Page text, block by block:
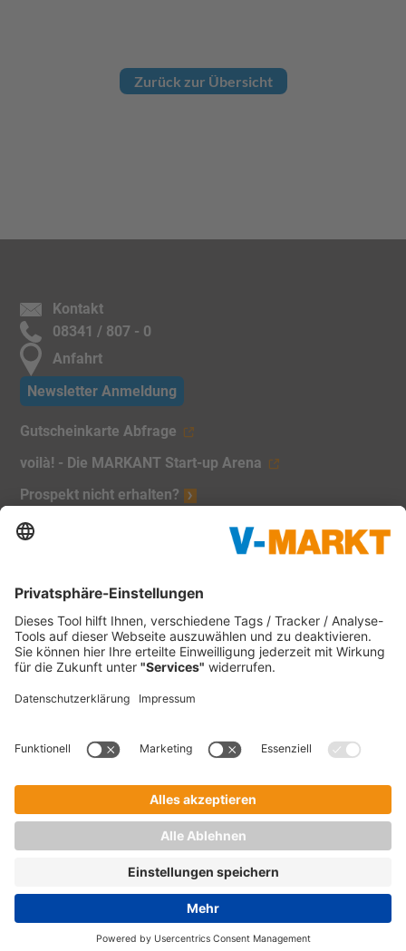
Zurück zur Übersicht
Kontakt
08341 / 807 - 0
Anfahrt
Newsletter Anmeldung
Gutscheinkarte Abfrage
voilà! - Die MARKANT Start-up Arena
Prospekt nicht erhalten?
Unsere Marken:
Christl's Modemarkt
V-Baumarkt Onlineshop
1865 Outdoor
V-mini
Impressum